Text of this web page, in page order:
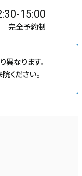
15:00
完全予約制
異なります。
ください。